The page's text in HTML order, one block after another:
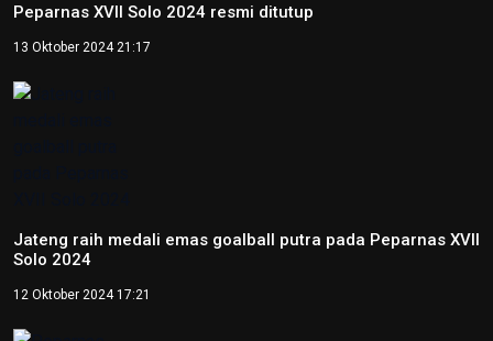
Peparnas XVII Solo 2024 resmi ditutup
13 Oktober 2024 21:17
Jateng raih medali emas goalball putra pada Peparnas XVII
Solo 2024
12 Oktober 2024 17:21